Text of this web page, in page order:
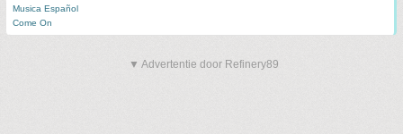
Musica Español
Come On
▼ Advertentie door Refinery89